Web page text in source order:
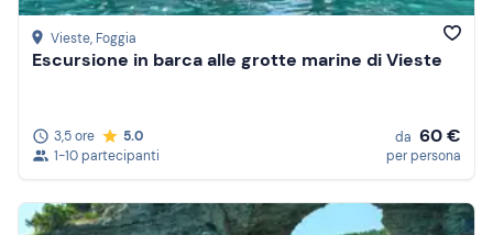
Vieste, Foggia
Escursione in barca alle grotte marine di Vieste
3,5 ore
5.0
1-10 partecipanti
da 60 €
per persona